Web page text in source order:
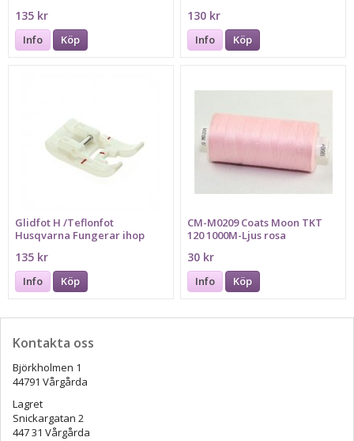
135 kr
Info Köp
130 kr
Info Köp
Glidfot H /Teflonfot
Husqvarna Fungerar ihop
135 kr
Info Köp
CM-M0209 Coats Moon TKT
120 1000M-Ljus rosa
30 kr
Info Köp
Kontakta oss
Björkholmen 1
44791 Vårgårda
Lagret
Snickargatan 2
447 31 Vårgårda